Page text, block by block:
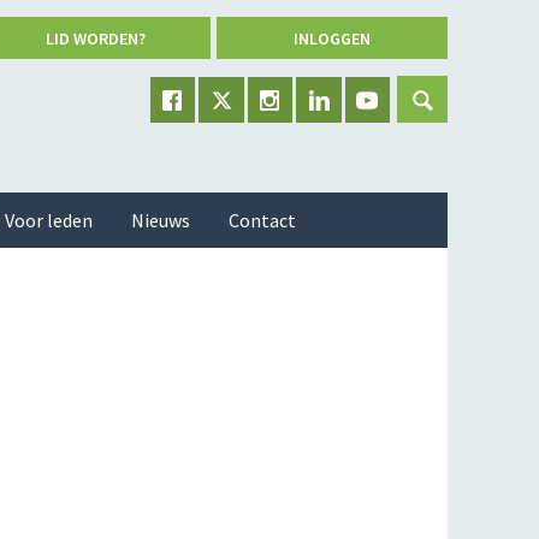
LID WORDEN? INLOGGEN
Voor leden Nieuws Contact